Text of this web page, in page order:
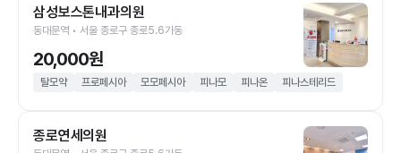
삼성보스톤내과의원
동대문역 • 서울 종로구 종로5.6가동
20,000원
탈모약 프로페시아 모모페시아 피나모 피나온 피나스테리드
종로연세의원